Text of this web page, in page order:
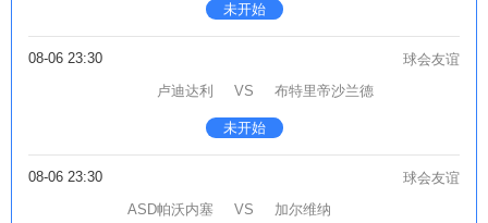
未开始
08-06 23:30
球会友谊
卢迪达利
VS 布特里帝沙兰德
未开始
08-06 23:30
球会友谊
ASD帕沃内塞
VS 加尔维纳